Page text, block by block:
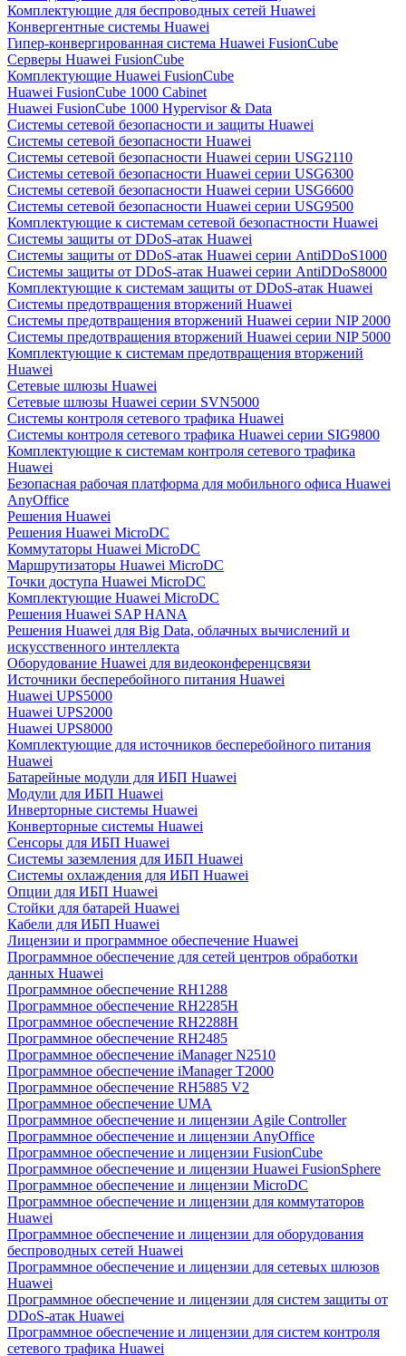
Комплектующие для беспроводных сетей Huawei
Конвергентные системы Huawei
Гипер-конвергированная система Huawei FusionCube
Серверы Huawei FusionCube
Комплектующие Huawei FusionCube
Huawei FusionCube 1000 Cabinet
Huawei FusionCube 1000 Hypervisor & Data
Системы сетевой безопасности и защиты Huawei
Системы сетевой безопасности Huawei
Системы сетевой безопасности Huawei серии USG2110
Системы сетевой безопасности Huawei серии USG6300
Системы сетевой безопасности Huawei серии USG6600
Системы сетевой безопасности Huawei серии USG9500
Комплектующие к системам сетевой безопастности Huawei
Системы защиты от DDoS-атак Huawei
Системы защиты от DDoS-атак Huawei серии AntiDDoS1000
Системы защиты от DDoS-атак Huawei серии AntiDDoS8000
Комплектующие к системам защиты от DDoS-атак Huawei
Системы предотвращения вторжений Huawei
Системы предотвращения вторжений Huawei серии NIP 2000
Системы предотвращения вторжений Huawei серии NIP 5000
Комплектующие к системам предотвращения вторжений
Huawei
Сетевые шлюзы Huawei
Сетевые шлюзы Huawei серии SVN5000
Системы контроля сетевого трафика Huawei
Системы контроля сетевого трафика Huawei серии SIG9800
Комплектующие к системам контроля сетевого трафика
Huawei
Безопасная рабочая платформа для мобильного офиса Huawei
AnyOffice
Решения Huawei
Решения Huawei MicroDC
Коммутаторы Huawei MicroDC
Маршрутизаторы Huawei MicroDC
Точки доступа Huawei MicroDC
Комплектующие Huawei MicroDC
Решения Huawei SAP HANA
Решения Huawei для Big Data, облачных вычислений и
искусственного интеллекта
Оборудование Huawei для видеоконференцсвязи
Источники бесперебойного питания Huawei
Huawei UPS5000
Huawei UPS2000
Huawei UPS8000
Комплектующие для источников бесперебойного питания
Huawei
Батарейные модули для ИБП Huawei
Модули для ИБП Huawei
Инверторные системы Huawei
Конверторные системы Huawei
Сенсоры для ИБП Huawei
Системы заземления для ИБП Huawei
Системы охлаждения для ИБП Huawei
Опции для ИБП Huawei
Стойки для батарей Huawei
Кабели для ИБП Huawei
Лицензии и программное обеспечение Huawei
Программное обеспечение для сетей центров обработки
данных Huawei
Программное обеспечение RH1288
Программное обеспечение RH2285H
Программное обеспечение RH2288H
Программное обеспечение RH2485
Программное обеспечение iManager N2510
Программное обеспечение iManager T2000
Программное обеспечение RH5885 V2
Программное обеспечение UMA
Программное обеспечение и лицензии Agile Controller
Программное обеспечение и лицензии AnyOffice
Программное обеспечение и лицензии FusionCube
Программное обеспечение и лицензии Huawei FusionSphere
Программное обеспечение и лицензии MicroDC
Программное обеспечение и лицензии для коммутаторов
Huawei
Программное обеспечение и лицензии для оборудования
беспроводных сетей Huawei
Программное обеспечение и лицензии для сетевых шлюзов
Huawei
Программное обеспечение и лицензии для систем защиты от
DDoS-атак Huawei
Программное обеспечение и лицензии для систем контроля
сетевого трафика Huawei